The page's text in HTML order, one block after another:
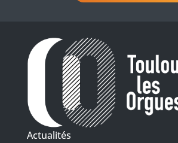
Actualités